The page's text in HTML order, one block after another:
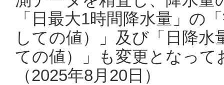
「日最大1時間降水量」の
しての値）」及び「日降
ての値）」も変更となっ
（2025年8月20日）